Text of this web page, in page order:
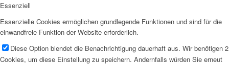
Essenziell
Essenzielle Cookies ermöglichen grundlegende Funktionen und sind für die
einwandfreie Funktion der Website erforderlich.
Diese Option blendet die Benachrichtigung dauerhaft aus. Wir benötigen 2
Cookies, um diese Einstellung zu speichern. Andernfalls würden Sie erneut